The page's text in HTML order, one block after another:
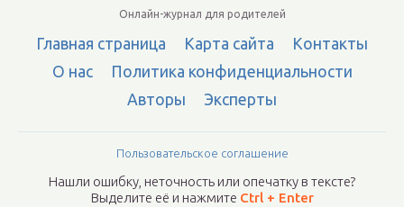
Онлайн-журнал для родителей
Главная страница Карта сайта
Контакты
О нас
Политика конфиденциальности
Авторы
Эксперты
Пользовательское соглашение
Нашли ошибку, неточность или опечатку в тексте?
Выделите её и нажмите Ctrl + Enter